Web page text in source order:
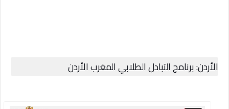
الأردن: برنامج التبادل الطلابي المغرب الأردن